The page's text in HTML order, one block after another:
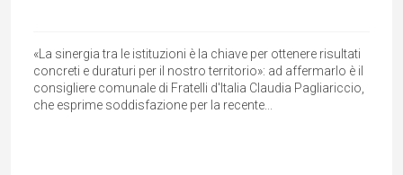
«La sinergia tra le istituzioni è la chiave per ottenere risultati
concreti e duraturi per il nostro territorio»: ad affermarlo è il
consigliere comunale di Fratelli d'Italia Claudia Pagliariccio,
che esprime soddisfazione per la recente...